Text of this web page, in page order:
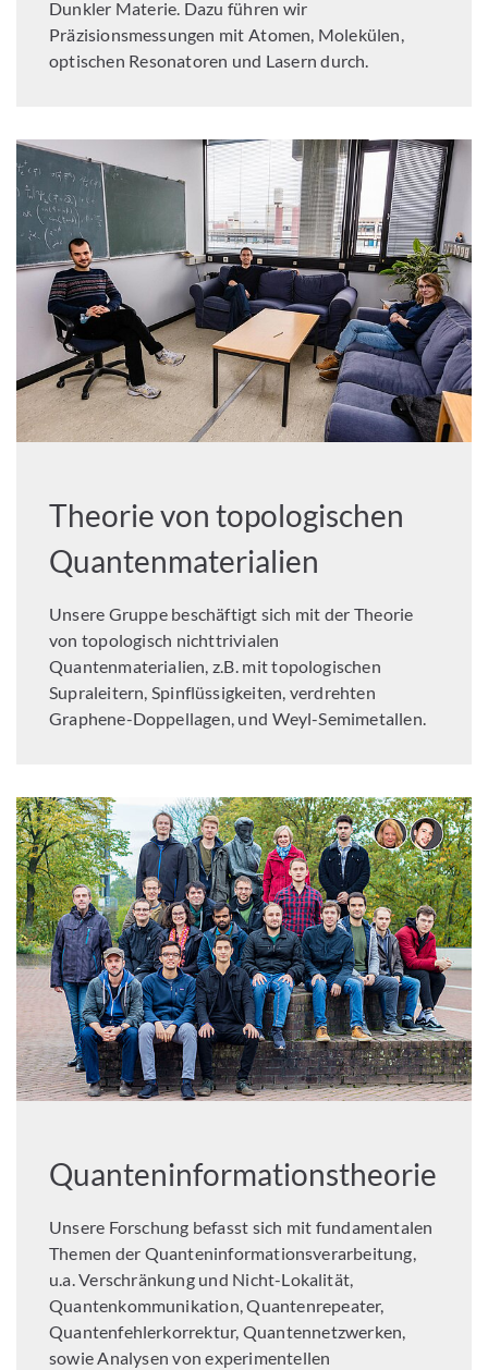
Dunkler Materie. Dazu führen wir
Präzisionsmessungen mit Atomen, Molekülen,
optischen Resonatoren und Lasern durch.
Theorie von topologischen
Quantenmaterialien
Unsere Gruppe beschäftigt sich mit der Theorie
von topologisch nichttrivialen
Quantenmaterialien, z.B. mit topologischen
Supraleitern, Spinflüssigkeiten, verdrehten
Graphene-Doppellagen, und Weyl-Semimetallen.
Quanteninformationstheorie
Unsere Forschung befasst sich mit fundamentalen
Themen der Quanteninformationsverarbeitung,
u.a. Verschränkung und Nicht-Lokalität,
Quantenkommunikation, Quantenrepeater,
Quantenfehlerkorrektur, Quantennetzwerken,
sowie Analysen von experimentellen